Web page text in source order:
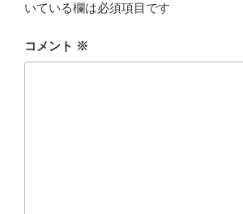
いている欄は必須項目です
コメント ※